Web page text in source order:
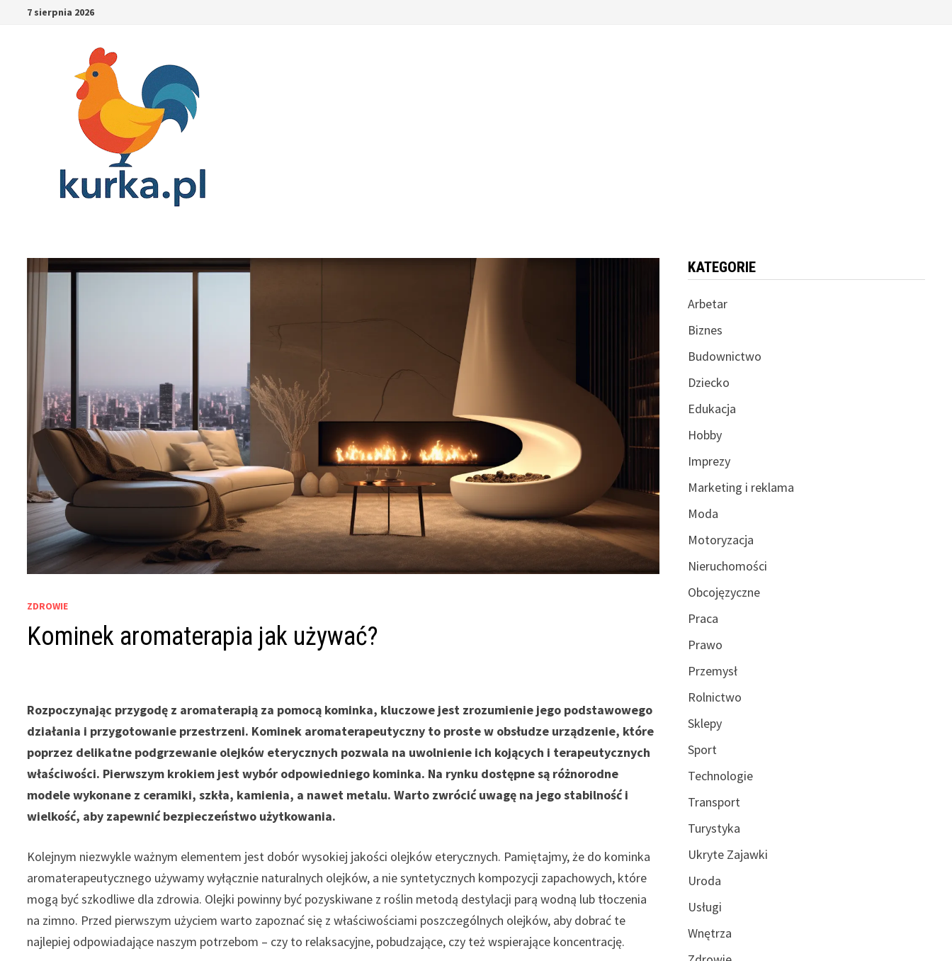
7 sierpnia 2026
ZDROWIE
Kominek aromaterapia jak używać?
Rozpoczynając przygodę z aromaterapią za pomocą kominka, kluczowe jest zrozumienie jego podstawowego
działania i przygotowanie przestrzeni. Kominek aromaterapeutyczny to proste w obsłudze urządzenie, które
poprzez delikatne podgrzewanie olejków eterycznych pozwala na uwolnienie ich kojących i terapeutycznych
właściwości. Pierwszym krokiem jest wybór odpowiedniego kominka. Na rynku dostępne są różnorodne
modele wykonane z ceramiki, szkła, kamienia, a nawet metalu. Warto zwrócić uwagę na jego stabilność i
wielkość, aby zapewnić bezpieczeństwo użytkowania.
Kolejnym niezwykle ważnym elementem jest dobór wysokiej jakości olejków eterycznych. Pamiętajmy, że do kominka
aromaterapeutycznego używamy wyłącznie naturalnych olejków, a nie syntetycznych kompozycji zapachowych, które
mogą być szkodliwe dla zdrowia. Olejki powinny być pozyskiwane z roślin metodą destylacji parą wodną lub tłoczenia
na zimno. Przed pierwszym użyciem warto zapoznać się z właściwościami poszczególnych olejków, aby dobrać te
najlepiej odpowiadające naszym potrzebom – czy to relaksacyjne, pobudzające, czy też wspierające koncentrację.
KATEGORIE
Arbetar
Biznes
Budownictwo
Dziecko
Edukacja
Hobby
Imprezy
Marketing i reklama
Moda
Motoryzacja
Nieruchomości
Obcojęzyczne
Praca
Prawo
Przemysł
Rolnictwo
Sklepy
Sport
Technologie
Transport
Turystyka
Ukryte Zajawki
Uroda
Usługi
Wnętrza